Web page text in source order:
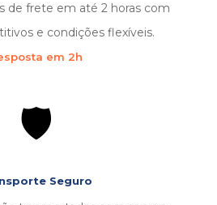
de frete em até 2 horas com
e condições flexíveis.
em 2h
🛡️
Seguro